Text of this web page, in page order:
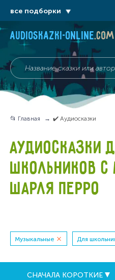
audioskazki-online.com
📂 Главная ✔️ Аудиосказки
АУДИОСКАЗКИ
ШКОЛЬНИКОВ
ШАРЛЯ ПЕРРО
Музыкальные Для
СНАЧАЛА КОРОТКИЕ
все подборки